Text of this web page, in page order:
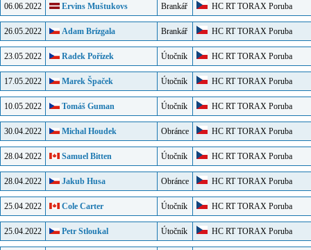
06.06.2022 Ervins Muštukovs Brankář HC RT TORAX Poruba
26.05.2022 Adam Brízgala Brankář HC RT TORAX Poruba
23.05.2022 Radek Pořízek Útočník HC RT TORAX Poruba
17.05.2022 Marek Špaček Útočník HC RT TORAX Poruba
10.05.2022 Tomáš Guman Útočník HC RT TORAX Poruba
30.04.2022 Michal Houdek Obránce HC RT TORAX Poruba
28.04.2022 Samuel Bitten Útočník HC RT TORAX Poruba
28.04.2022 Jakub Husa Obránce HC RT TORAX Poruba
25.04.2022 Cole Carter Útočník HC RT TORAX Poruba
25.04.2022 Petr Stloukal Útočník HC RT TORAX Poruba